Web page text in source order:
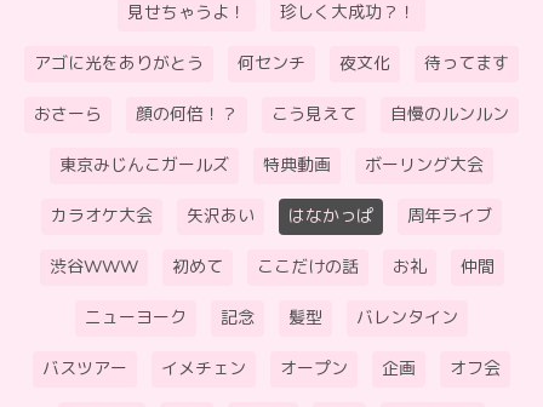
見せちゃうよ！ 珍しく大成功？！
アゴに光をありがとう 何センチ 夜文化 待ってます
おさーら 顔の何倍！？ こう見えて 自慢のルンルン
東京みじんこガールズ 特典動画 ボーリング大会
カラオケ大会 矢沢あい はなかっぱ 周年ライブ
渋谷WWW 初めて ここだけの話 お礼 仲間
ニューヨーク 記念 髪型 バレンタイン
バスツアー イメチェン オープン 企画 オフ会